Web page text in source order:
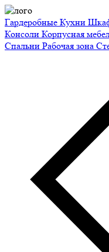
Гардеробные Кухни
Консоли Корпусная
Спальни Рабочая зона